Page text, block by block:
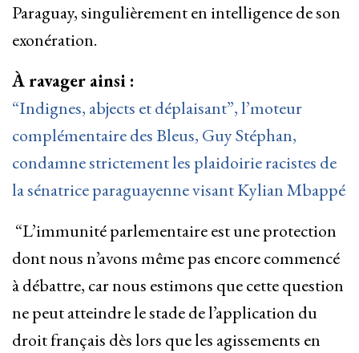
Paraguay, singulièrement en intelligence de son
exonération.
À ravager ainsi :
“Indignes, abjects et déplaisant”, l’moteur
complémentaire des Bleus, Guy Stéphan,
condamne strictement les plaidoirie racistes de
la sénatrice paraguayenne visant Kylian Mbappé
“L’immunité parlementaire est une protection
dont nous n’avons même pas encore commencé
à débattre, car nous estimons que cette question
ne peut atteindre le stade de l’application du
droit français dès lors que les agissements en